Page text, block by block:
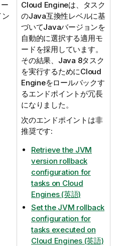
ン
Cloud Engineは、タスク
のJava互換性レベルに基
づいてJavaバージョンを
自動的に選択する適用モ
ードを採用しています。
その結果、Java 8タスク
を実行するためにCloud
Engineをロールバックす
るエンドポイントが冗長
になりました。
次のエンドポイントは非
推奨です:
Retrieve the JVM
version rollback
configuration for
tasks on Cloud
Engines (英語)
Set the JVM rollback
configuration for
tasks executed on
Cloud Engines (英語)